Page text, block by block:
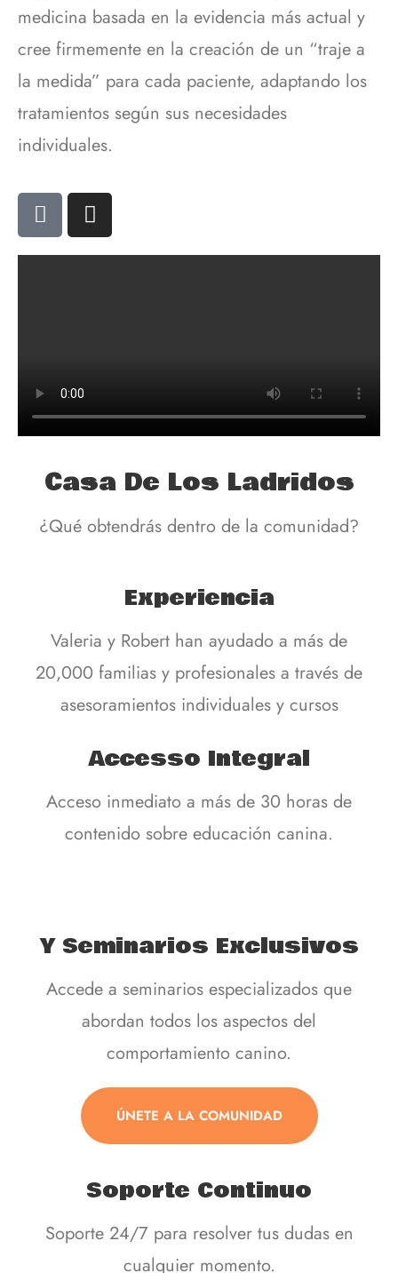
medicina basada en la evidencia más actual y
cree firmemente en la creación de un “traje a
la medida” para cada paciente, adaptando los
tratamientos según sus necesidades
individuales.
Casa De Los Ladridos
¿Qué obtendrás dentro de la comunidad?
Experiencia
Valeria y Robert han ayudado a más de
20,000 familias y profesionales a través de
asesoramientos individuales y cursos
Accesso Integral
Acceso inmediato a más de 30 horas de
contenido sobre educación canina.
Y Seminarios Exclusivos
Accede a seminarios especializados que
abordan todos los aspectos del
comportamiento canino.
ÚNETE A LA COMUNIDAD
Soporte Continuo
Soporte 24/7 para resolver tus dudas en
cualquier momento.